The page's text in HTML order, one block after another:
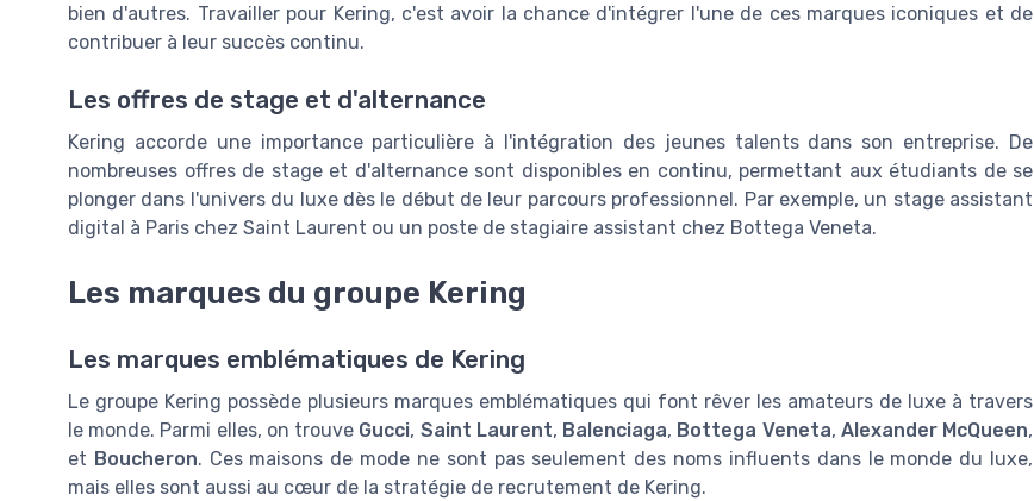
bien d'autres. Travailler pour Kering, c'est avoir la chance d'intégrer l'une de ces marques iconiques et de
contribuer à leur succès continu.
Les offres de stage et d'alternance
Kering accorde une importance particulière à l'intégration des jeunes talents dans son entreprise. De
nombreuses offres de stage et d'alternance sont disponibles en continu, permettant aux étudiants de se
plonger dans l'univers du luxe dès le début de leur parcours professionnel. Par exemple, un stage assistant
digital à Paris chez Saint Laurent ou un poste de stagiaire assistant chez Bottega Veneta.
Les marques du groupe Kering
Les marques emblématiques de Kering
Le groupe Kering possède plusieurs marques emblématiques qui font rêver les amateurs de luxe à travers
le monde. Parmi elles, on trouve Gucci, Saint Laurent, Balenciaga, Bottega Veneta, Alexander McQueen,
et Boucheron. Ces maisons de mode ne sont pas seulement des noms influents dans le monde du luxe,
mais elles sont aussi au cœur de la stratégie de recrutement de Kering.